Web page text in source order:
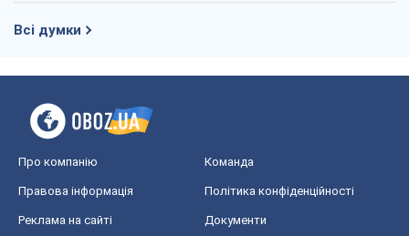
Всі думки
Про компанію Команда
Правова інформація Політика конфіденційності
Реклама на сайті Документи